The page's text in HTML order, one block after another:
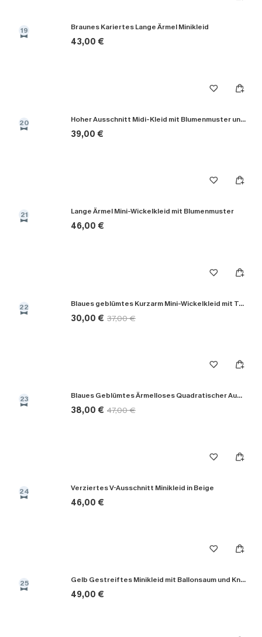
19 Braunes Kariertes Lange Ärmel Minikleid
43,00 €
20 Hoher Ausschnitt Midi-Kleid mit Blumenmuster und Taillengürtel
39,00 €
21 Lange Ärmel Mini-Wickelkleid mit Blumenmuster
46,00 €
22 Blaues geblümtes Kurzarm Mini-Wickelkleid mit Taillenbindung
30,00 € 37,00 €
23 Blaues Geblümtes Ärmelloses Quadratischer Ausschnitt Maxikleid
38,00 € 47,00 €
24 Verziertes V-Ausschnitt Minikleid in Beige
46,00 €
25 Gelb Gestreiftes Minikleid mit Ballonsaum und Knopfleiste
49,00 €